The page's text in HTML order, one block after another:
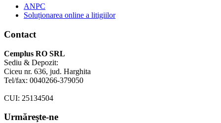
ANPC
Soluționarea online a litigiilor
Contact
Cemplus RO SRL
Sediu & Depozit:
Ciceu nr. 636, jud. Harghita
Tel/fax: 0040266-379050
CUI: 25134504
Urmăreşte-ne